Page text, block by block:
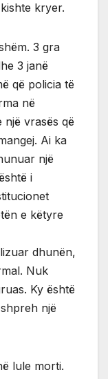
kryer.
3 gra
3 janë
që policia të
në
një vrasës që
Ai ka
një
i
e këtyre
dhunën,
Nuk
Ky është
një
lule morti.